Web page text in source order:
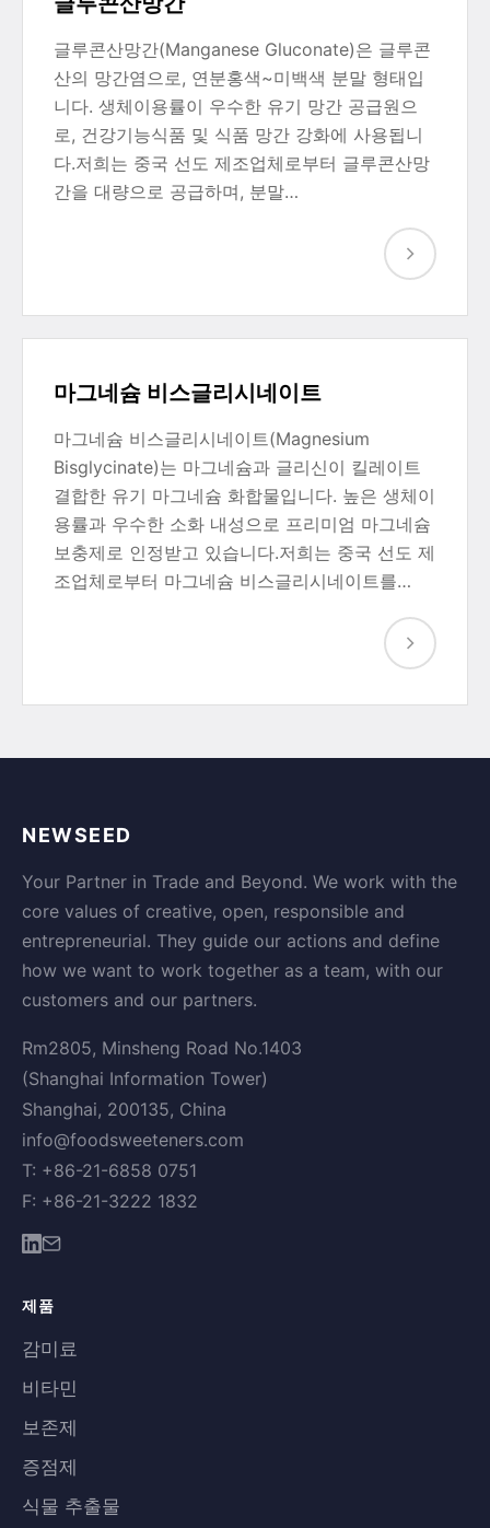
글루콘산망간(Manganese Gluconate)은 글루콘
산의 망간염으로, 연분홍색~미백색 분말 형태입
니다. 생체이용률이 우수한 유기 망간 공급원으
로, 건강기능식품 및 식품 망간 강화에 사용됩니
다.저희는 중국 선도 제조업체로부터 글루콘산망
간을 대량으로 공급하며, 분말…
마그네슘 비스글리시네이트
마그네슘 비스글리시네이트(Magnesium
Bisglycinate)는 마그네슘과 글리신이 킬레이트
결합한 유기 마그네슘 화합물입니다. 높은 생체이
용률과 우수한 소화 내성으로 프리미엄 마그네슘
보충제로 인정받고 있습니다.저희는 중국 선도 제
조업체로부터 마그네슘 비스글리시네이트를…
NEWSEED
Your Partner in Trade and Beyond. We work with the
core values of creative, open, responsible and
entrepreneurial. They guide our actions and define
how we want to work together as a team, with our
customers and our partners.
Rm2805, Minsheng Road No.1403
(Shanghai Information Tower)
Shanghai, 200135, China
info@foodsweeteners.com
T: +86-21-6858 0751
F: +86-21-3222 1832
제품
감미료
비타민
보존제
증점제
식물 추출물